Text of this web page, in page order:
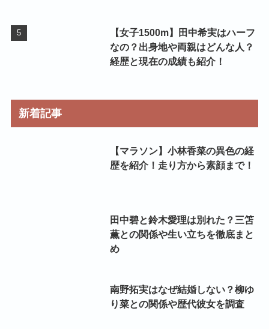
【女子1500m】田中希実はハーフ
なの？出身地や両親はどんな人？
経歴と現在の成績も紹介！
新着記事
【マラソン】小林香菜の異色の経
歴を紹介！走り方から素顔まで！
田中碧と鈴木愛理は別れた？三笘
薫との関係や生い立ちを徹底まと
め
南野拓実はなぜ結婚しない？柳ゆ
り菜との関係や歴代彼女を調査